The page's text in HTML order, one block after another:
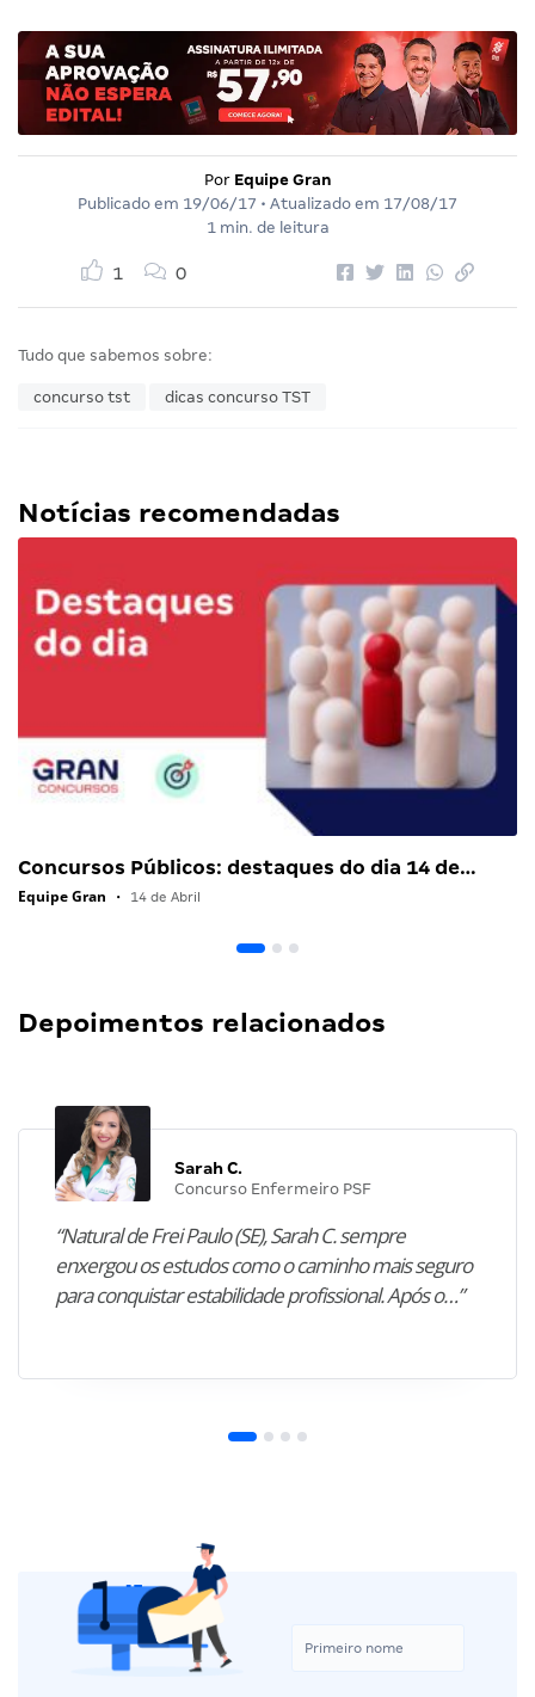
Por Equipe Gran
Publicado em 19/06/17 • Atualizado em 17/08/17
1 min. de leitura
1 0
Tudo que sabemos sobre:
concurso tst dicas concurso TST
Notícias recomendadas
Concursos Públicos: destaques do dia 14 de…
Equipe Gran • 14 de Abril
Depoimentos relacionados
Sarah C.
Concurso Enfermeiro PSF
“Natural de Frei Paulo (SE), Sarah C. sempre
enxergou os estudos como o caminho mais seguro
para conquistar estabilidade profissional. Após o…”